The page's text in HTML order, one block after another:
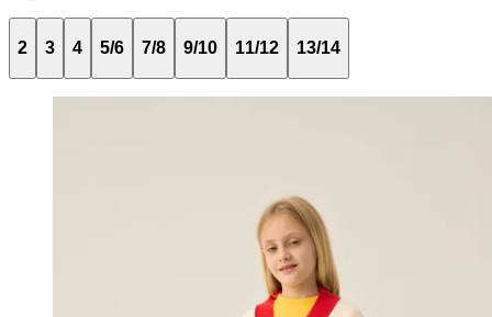
2 3 4 5/6 7/8 9/10 11/12 13/14